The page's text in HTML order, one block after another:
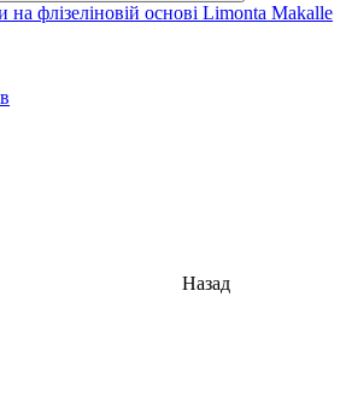
на флізеліновій основі Limonta Makalle
Назад